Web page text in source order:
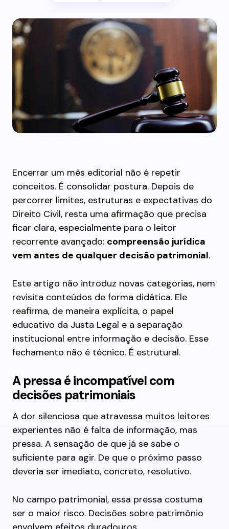
Encerrar um mês editorial não é repetir
conceitos. É consolidar postura. Depois de
percorrer limites, estruturas e expectativas do
Direito Civil, resta uma afirmação que precisa
ficar clara, especialmente para o leitor
recorrente avançado: compreensão jurídica
vem antes de qualquer decisão patrimonial.
Este artigo não introduz novas categorias, nem
revisita conteúdos de forma didática. Ele
reafirma, de maneira explícita, o papel
educativo da Justa Legal e a separação
institucional entre informação e decisão. Esse
fechamento não é técnico. É estrutural.
A pressa é incompatível com
decisões patrimoniais
A dor silenciosa que atravessa muitos leitores
experientes não é falta de informação, mas
pressa. A sensação de que já se sabe o
suficiente para agir. De que o próximo passo
deveria ser imediato, concreto, resolutivo.
No campo patrimonial, essa pressa costuma
ser o maior risco. Decisões sobre patrimônio